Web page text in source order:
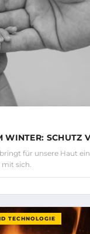
WINTER: SCHUTZ
für unsere Haut
sich.
TECHNOLOGIE